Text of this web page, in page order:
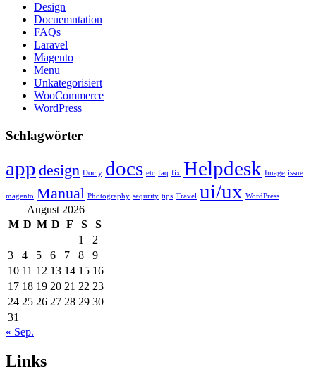
Design
Docuemntation
FAQs
Laravel
Magento
Menu
Unkategorisiert
WooCommerce
WordPress
Schlagwörter
app design Docly docs etc faq fix Helpdesk Image issue
magento Manual Photography sequrity tips Travel ui/ux WordPress
August 2026
M D M D F S
S
1
2
3
4 5 6 7 8
9
10 11 12 13 14 15 16
17 18 19 20 21 22 23
24 25 26 27 28 29 30
31
« Sep.
Links